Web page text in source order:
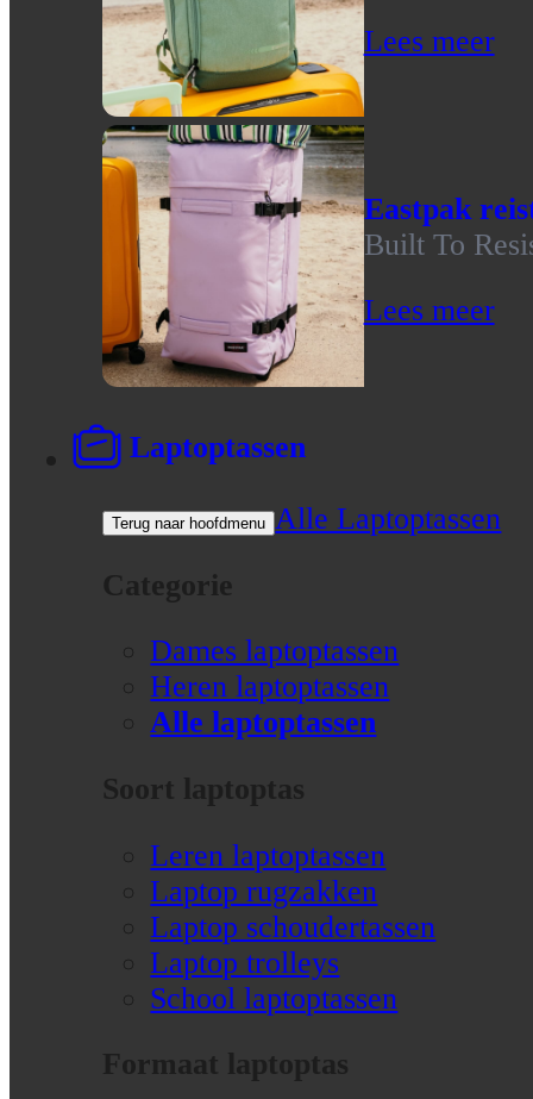
Lees meer
Eastpak
Built To
Lees meer
Laptoptassen
Terug naar hoofdmenu Alle Laptoptassen
Categorie
Dames laptoptassen
Heren laptoptassen
Alle laptoptassen
Soort laptoptas
Leren laptoptassen
Laptop rugzakken
Laptop schoudertassen
Laptop trolleys
School laptoptassen
Formaat laptoptas